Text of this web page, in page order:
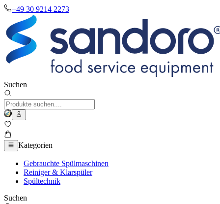
+49 30 9214 2273
Suchen
Kategorien
Gebrauchte Spülmaschinen
Reiniger & Klarspüler
Spültechnik
Suchen